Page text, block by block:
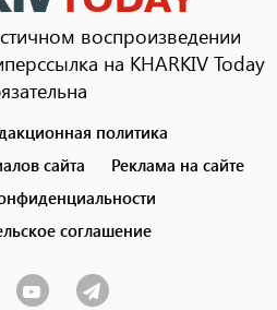
воспроизведении
на KHARKIV Today
политика
сайта
Реклама на сайте
соглашение